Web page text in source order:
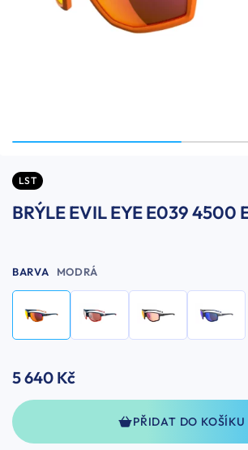
LST
BRÝLE EVIL EYE E039 4500
BARVA MODRÁ
5 640 Kč
PŘIDAT DO KOŠÍKU